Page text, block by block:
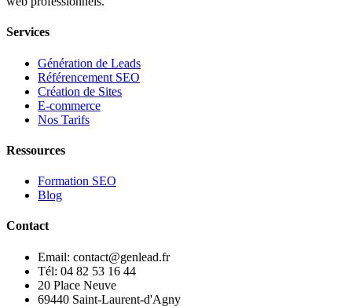
Services
Génération de Leads
Référencement SEO
Création de Sites
E-commerce
Nos Tarifs
Ressources
Formation SEO
Blog
Contact
Email: contact@genlead.fr
Tél: 04 82 53 16 44
20 Place Neuve
69440 Saint-Laurent-d'Agny